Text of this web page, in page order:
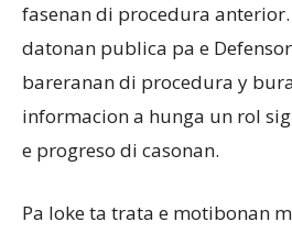
fasenan di procedura
datonan publica pa e
bareranan di procedura y
informacion a hunga un rol
e progreso di casonan.
Pa loke ta trata e motibonan